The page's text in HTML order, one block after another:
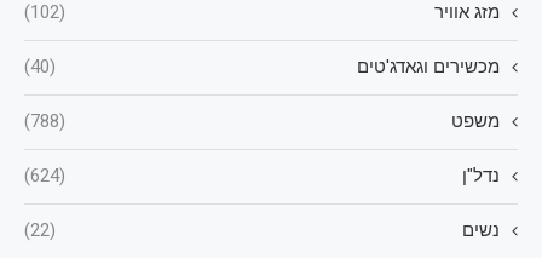
מזג אוויר (102)
מכשירים וגאדג'טים (40)
משפט (788)
נדל"ן (624)
נשים (22)